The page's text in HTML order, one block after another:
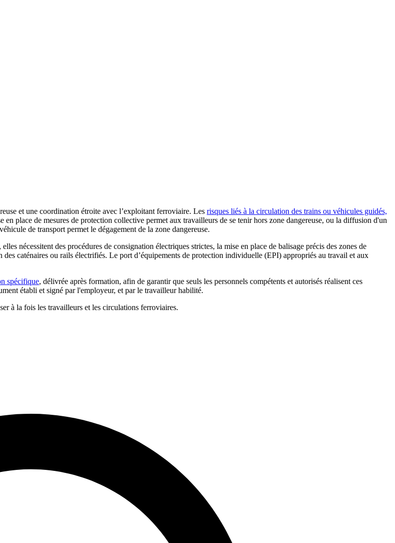
et une coordination étroite avec l’exploitant ferroviaire. Les risques liés à la circulation des trains ou véhicules guidés,
en place de mesures de protection collective permet aux travailleurs de se tenir hors zone dangereuse, ou la diffusion d'un
de transport permet le dégagement de la zone dangereuse.
, elles nécessitent des procédures de consignation électriques strictes, la mise en place de balisage précis des zones de
caténaires ou rails électrifiés. Le port d’équipements de protection individuelle (EPI) appropriés au travail et aux
spécifique, délivrée après formation, afin de garantir que seuls les personnels compétents et autorisés réalisent ces
établi et signé par l'employeur, et par le travailleur habilité.
à la fois les travailleurs et les circulations ferroviaires.